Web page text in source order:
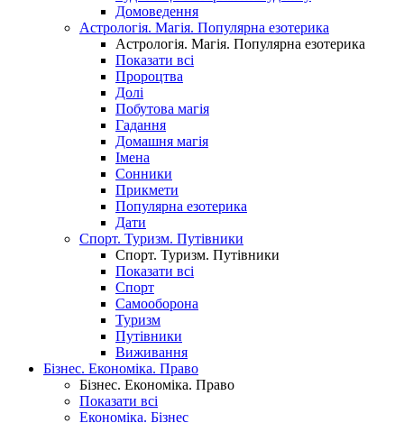
Домоведення
Астрологія. Магія. Популярна езотерика
Астрологія. Магія. Популярна езотерика
Показати всі
Пророцтва
Долі
Побутова магія
Гадання
Домашня магія
Імена
Сонники
Прикмети
Популярна езотерика
Дати
Спорт. Туризм. Путівники
Спорт. Туризм. Путівники
Показати всі
Спорт
Самооборона
Туризм
Путівники
Виживання
Бізнес. Економіка. Право
Бізнес. Економіка. Право
Показати всі
Економіка. Бізнес